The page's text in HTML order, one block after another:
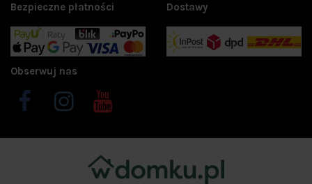
Bezpieczne płatności Dostawy
Obserwuj nas